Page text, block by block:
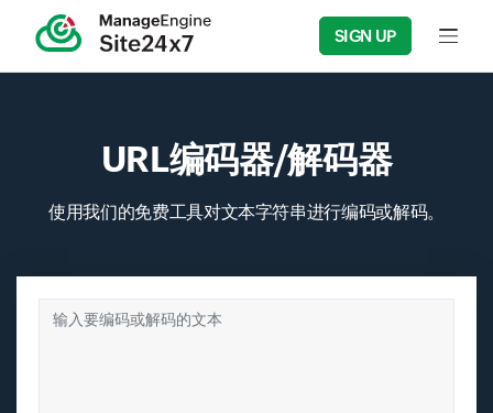
SIGN UP Input
URL编码器/解码器
使用我们的免费工具对文本字符串进行编码或解码。
输入要编码或解码的文本